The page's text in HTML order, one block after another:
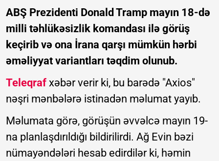
ABŞ Prezidenti Donald Tramp mayın 18-də
milli təhlükəsizlik komandası ilə görüş
keçirib və ona İrana qarşı mümkün hərbi
əməliyyat variantları təqdim olunub.
Teleqraf xəbər verir ki, bu barədə "Axios"
nəşri mənbələrə istinadən məlumat yayıb.
Məlumata görə, görüşün əvvəlcə mayın 19-
na planlaşdırıldığı bildirilirdi. Ağ Evin bəzi
nümayəndələri hesab edirdilər ki, həmin